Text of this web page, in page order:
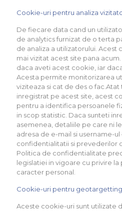
Cookie-uri pentru analiza
De fiecare data cand un
de analytics furnizat de o terta
de analiza a utilizatorului. Acest
mai vizitat acest site pana
daca aveti acest cookie, iar
Acesta permite monitorizarea
viziteaza si cat de des o
inregistrat pe acest site, acest
pentru a identifica persoanele
in scop statistic. Daca sunteti
asemenea, detaliile pe care ni
adresa de e-mail si username-
confidentialitatii si prevederilor
Politica de confidentialitate
legislatiei in vigoare cu privire
caracter personal.
Cookie-uri pentru geotargetting
Aceste cookie-uri sunt utilizate